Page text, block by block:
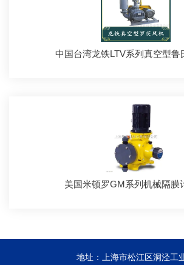
中国台湾龙铁LTV系列真空型鲁
美国米顿罗GM系列机械隔膜
地址：上海市松江区洞泾工